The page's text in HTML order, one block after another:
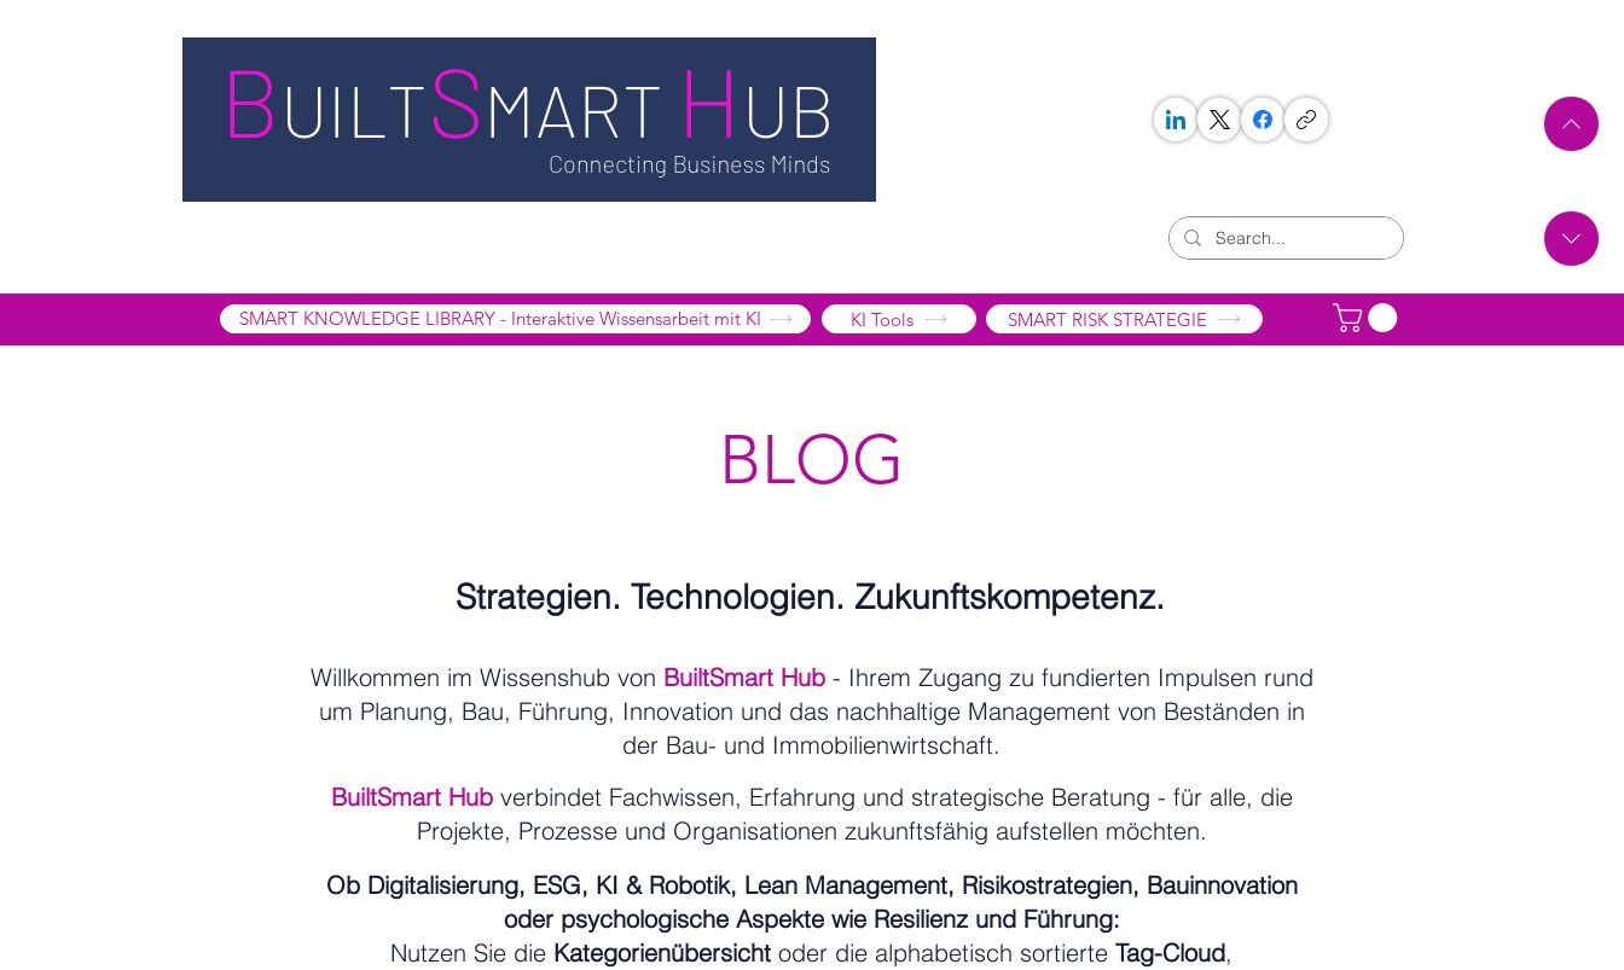
SMART KNOWLEDGE LIBRARY - Interaktive Wissensarbeit mit KI KI Tools SMART RISK STRATEGIE
BLOG
Strategien. Technologien. Zukunftskompetenz.
Willkommen im Wissenshub von BuiltSmart Hub- Ihrem Zugang zu fundierten Impulsen rund
um Planung, Bau, Führung, Innovation und das nachhaltige Management von Beständen in
der Bau- und Immobilienwirtschaft.
BuiltSmart Hubverbindet Fachwissen, Erfahrung und strategische Beratung - für alle, die
Projekte, Prozesse und Organisationen zukunftsfähig aufstellen möchten.
Ob Digitalisierung, ESG, KI & Robotik, Lean Management, Risikostrategien, Bauinnovation
oder psychologische Aspekte wie Resilienz und Führung:
Nutzen Sie die Kategorienübersicht oder die alphabetisch sortierte Tag-Cloud,